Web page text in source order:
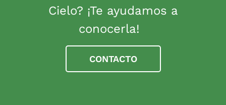
Cielo? ¡Te ayudamos a
conocerla!
CONTACTO